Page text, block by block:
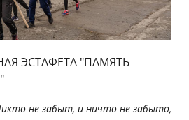
ЭСТАФЕТА "ПАМЯТЬ
не забыт, и ничто не забыто,